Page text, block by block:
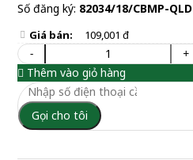
Số đăng ký: 82034/18/CBMP-QLD
Giá bán: 109,001 đ
-
+
Thêm vào giỏ hàng
Gọi cho tôi